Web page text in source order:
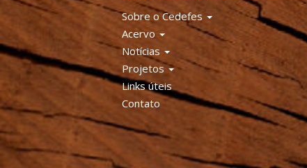
Sobre o Cedefes
Acervo
Notícias
Projetos
Links úteis
Contato